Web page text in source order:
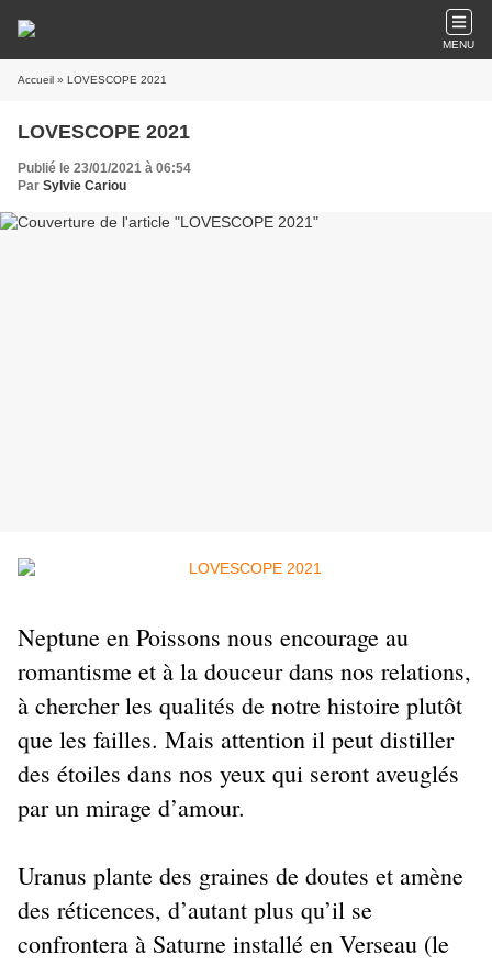
MENU
Accueil » LOVESCOPE 2021
LOVESCOPE 2021
Publié le 23/01/2021 à 06:54
Par Sylvie Cariou
Neptune en Poissons nous encourage au
romantisme et à la douceur dans nos relations,
à chercher les qualités de notre histoire plutôt
que les failles. Mais attention il peut distiller
des étoiles dans nos yeux qui seront aveuglés
par un mirage d’amour.
Uranus plante des graines de doutes et amène
des réticences, d’autant plus qu’il se
confrontera à Saturne installé en Verseau (le